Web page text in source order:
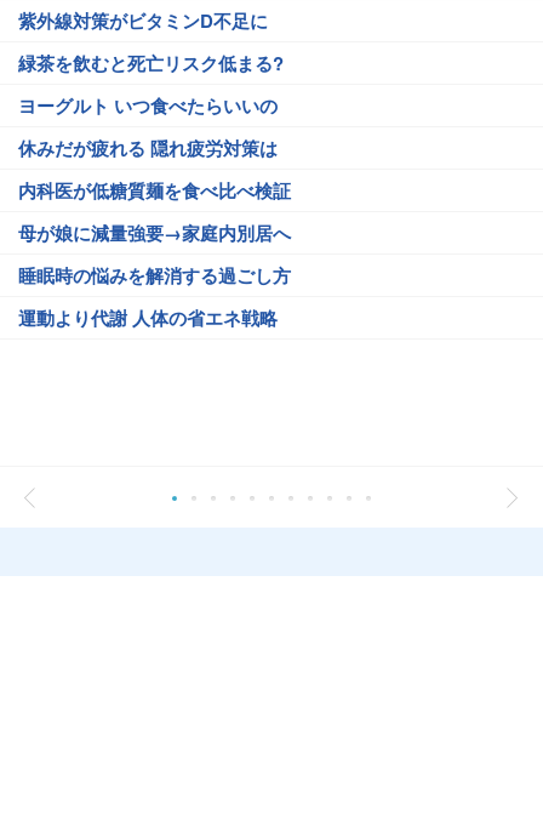
紫外線対策がビタミンD不足に
緑茶を飲むと死亡リスク低まる?
ヨーグルト いつ食べたらいいの
休みだが疲れる 隠れ疲労対策は
内科医が低糖質麺を食べ比べ検証
母が娘に減量強要→家庭内別居へ
睡眠時の悩みを解消する過ごし方
運動より代謝 人体の省エネ戦略